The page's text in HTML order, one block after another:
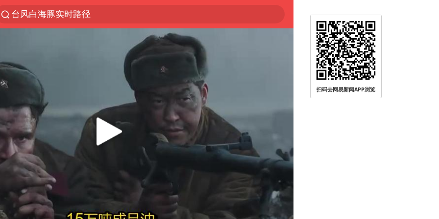
台风白海豚实时路径
“电影+”如何激发千亿级消费新活力？
秘鲁和墨西哥宣布恢复外交关系
沙特土耳其巴基斯坦签署共同防务协议
中医教你一招提升气血
全球首个长时储能一体化产业园量产
四川宜宾市高县4.9级地震致1人死亡
胜宏科技：股票交易异常波动
中巨芯：上半年归母净利润1405.77万元
美股存储板块集体大跌
U17国足点球大战淘汰河床晋级决赛
扫码去网易新闻APP浏览